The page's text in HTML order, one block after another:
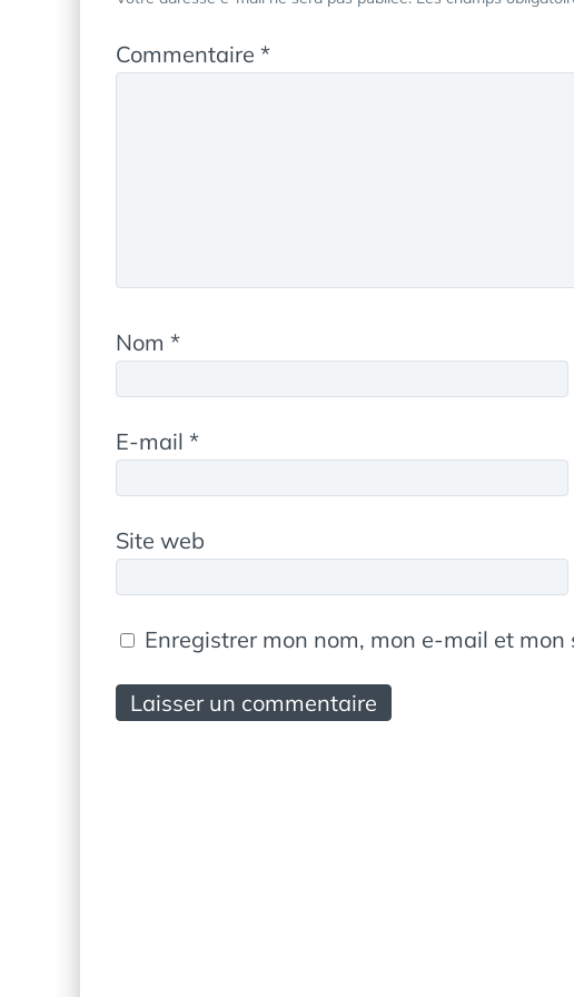
Commentaire *
Nom *
E-mail *
Site web
Enregistrer mon nom, mon e-mail et